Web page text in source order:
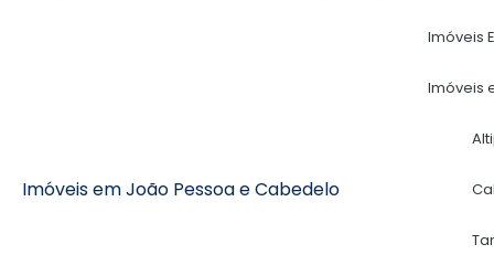
Imóveis em João Pessoa e Cabedelo
Imóveis
Imóveis